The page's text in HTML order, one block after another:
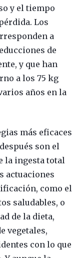
y el tiempo
Los
a
de
y que han
a los 75 kg
años en la
más eficaces
son el
la ingesta total
actuaciones
como el
saludables, o
de la dieta,
vegetales,
con lo que